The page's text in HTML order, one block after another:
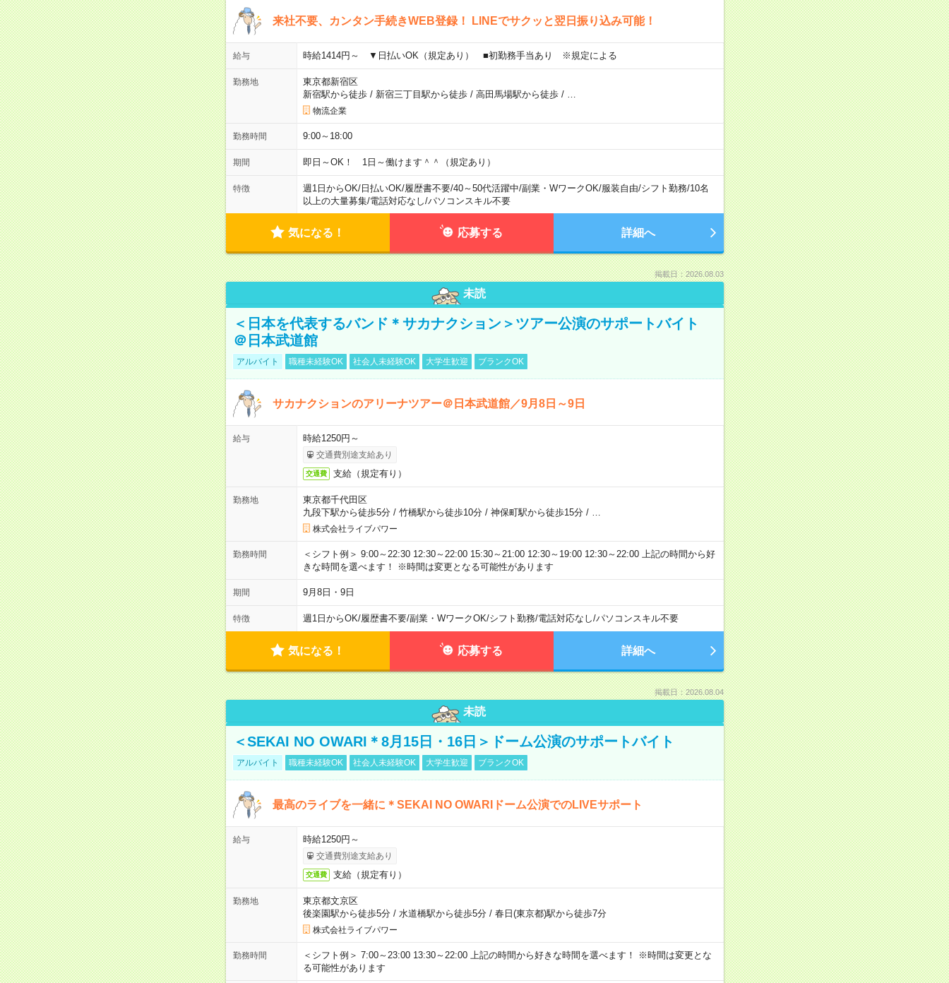
来社不要、カンタン手続きWEB登録！ LINEでサクッと翌日振り込み可能！
給与 時給1414円～ ▼日払いOK（規定あり） ■初勤務手当あり ※規定による
勤務地
東京都新宿区
新宿駅から徒歩/ 新宿三丁目駅から徒歩/ 高田馬場駅から徒歩/
物流企業
勤務時間 9:00～18:00
期間 即日～OK！ 1日～働けます＾＾（規定あり）
特徴 週1日からOK/日払いOK/履歴書不要/40～50代活躍中/副業・WワークOK/服装自由/シフト勤務/10名
以上の大量募集/電話対応なし/パソコンスキル不要
気になる！ 応募する 詳細へ
掲載日：2026.08.03
未読
＜日本を代表するバンド＊サカナクション＞ツアー公演のサポートバイト
＠日本武道館
アルバイト 職種未経験OK 社会人未経験OK 大学生歓迎 ブランクOK
サカナクションのアリーナツアー＠日本武道館／9月8日～9日
給与 時給1250円～
交通費別途支給あり
交通費 支給（規定有り）
勤務地
東京都千代田区
九段下駅から徒歩5分/ 竹橋駅から徒歩10分/ 神保町駅から徒歩15分/
株式会社ライブパワー
勤務時間
＜シフト例＞ 9:00～22:30 12:30～22:00 15:30～21:00 12:30～19:00 12:30～22:00 上記の時間から好
きな時間を選べます！ ※時間は変更となる可能性があります
期間 9月8日・9日
特徴 週1日からOK/履歴書不要/副業・WワークOK/シフト勤務/電話対応なし/パソコンスキル不要
気になる！ 応募する 詳細へ
掲載日：2026.08.04
未読
＜SEKAI NO OWARI＊8月15日・16日＞ドーム公演のサポートバイト
アルバイト 職種未経験OK 社会人未経験OK 大学生歓迎 ブランクOK
最高のライブを一緒に＊SEKAI NO OWARIドーム公演でのLIVEサポート
給与 時給1250円～
交通費別途支給あり
交通費 支給（規定有り）
勤務地
東京都文京区
後楽園駅から徒歩5分/ 水道橋駅から徒歩5分/ 春日(東京都)駅から徒歩7分
株式会社ライブパワー
勤務時間
＜シフト例＞ 7:00～23:00 13:30～22:00 上記の時間から好きな時間を選べます！ ※時間は変更とな
る可能性があります